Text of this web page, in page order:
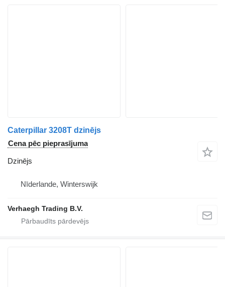
Caterpillar 3208T dzinējs
Cena pēc pieprasījuma
Dzinējs
Nīderlande, Winterswijk
Verhaegh Trading B.V.